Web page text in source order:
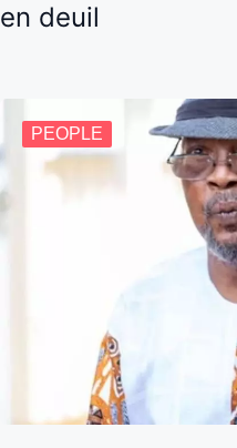
en deuil
PEOPLE